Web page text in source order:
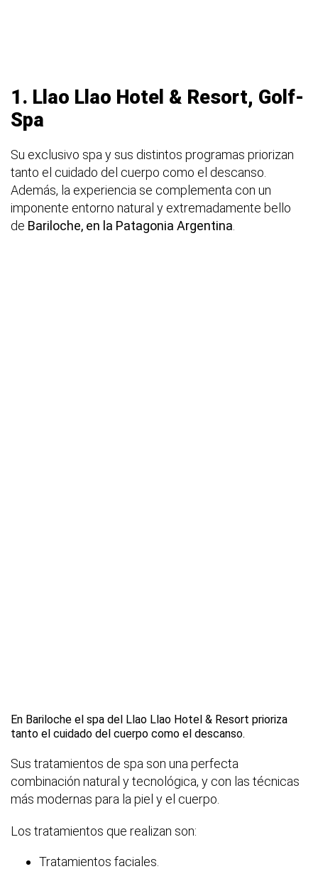
1. Llao Llao Hotel & Resort, Golf-
Spa
Su exclusivo spa y sus distintos programas priorizan
tanto el cuidado del cuerpo como el descanso.
Además, la experiencia se complementa con un
imponente entorno natural y extremadamente bello
de Bariloche, en la Patagonia Argentina
En Bariloche el spa del Llao Llao Hotel & Resort prioriza
tanto el cuidado del cuerpo como el descanso.
Sus tratamientos de spa son una perfecta
combinación natural y tecnológica, y con las técnicas
más modernas para la piel y el cuerpo.
Los tratamientos que realizan son:
Tratamientos faciales.